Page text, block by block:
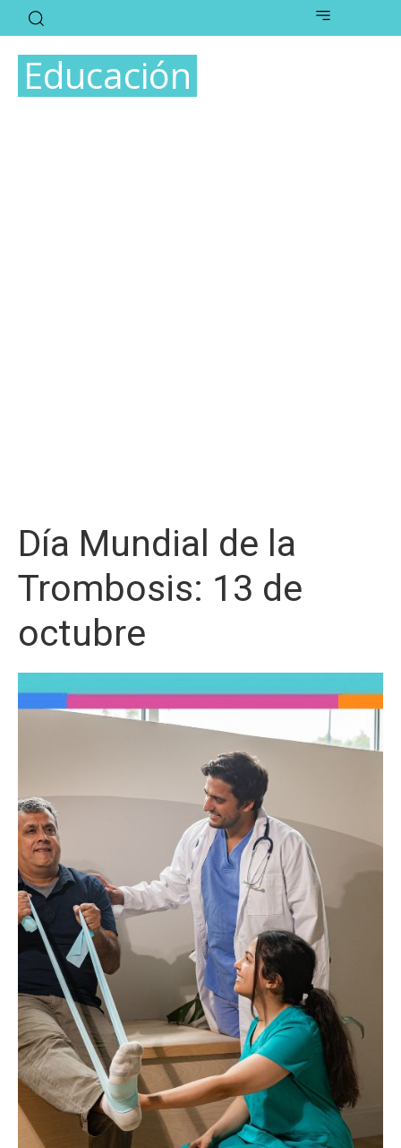
Educación
Día Mundial de la
Trombosis: 13 de
octubre